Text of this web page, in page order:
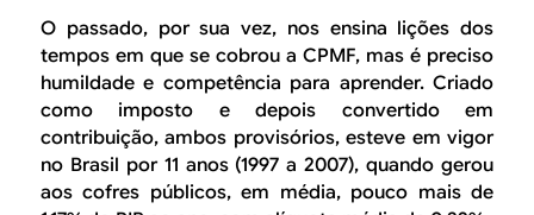
O passado, por sua vez, nos ensina lições dos
tempos em que se cobrou a CPMF, mas é preciso
humildade e competência para aprender. Criado
como imposto e depois convertido em
contribuição, ambos provisórios, esteve em vigor
no Brasil por 11 anos (1997 a 2007), quando gerou
aos cofres públicos, em média, pouco mais de